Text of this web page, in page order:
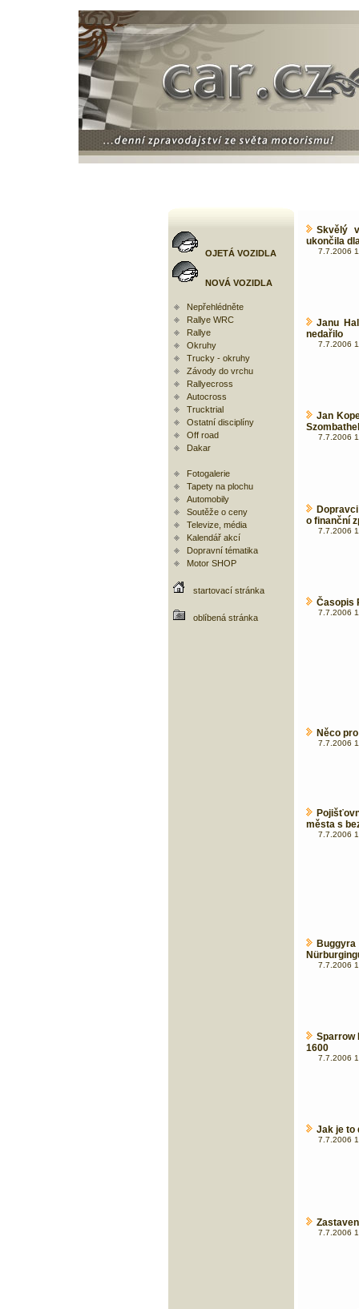
OJETÁ VOZIDLA
NOVÁ VOZIDLA
Nepřehlédněte
Rallye WRC
Rallye
Okruhy
Trucky - okruhy
Závody do vrchu
Rallyecross
Autocross
Trucktrial
Ostatní disciplíny
Off road
Dakar
Fotogalerie
Tapety na plochu
Automobily
Soutěže o ceny
Televize, média
Kalendář akcí
Dopravní tématika
Motor SHOP
startovací stránka
oblíbená stránka
Skvělý
ukončila
7.7.2006
Janu
nedařilo
7.7.2006
Jan
7.7.2006
o finanční
7.7.2006
Časopis
7.7.2006
Něco
7.7.2006
města s
7.7.2006
7.7.2006
Sparrow
1600
7.7.2006
Jak je to
7.7.2006
7.7.2006